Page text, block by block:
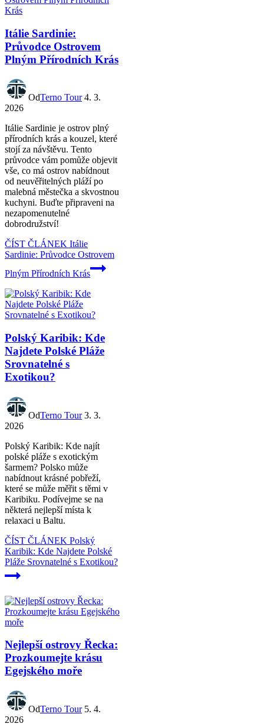
Itálie Sardinie:
Průvodce Ostrovem
Plným Přírodních Krás
OdTerno Tour 4. 3.
2026
Itálie Sardinie je ostrov plný
přírodních krás a kouzel, které
stojí za návštěvu. Tento
průvodce vám pomůže objevit
vše, co má ostrov nabídnout
od neuvěřitelných pláží po
malebná městečka a skvostnou
kuchyni. Buďte připraveni na
nezapomenutelné
dobrodružství!
ČÍST ČLÁNEK Itálie
Sardinie: Průvodce Ostrovem
Plným Přírodních Krás
Polský Karibik: Kde
Najdete Polské Pláže
Srovnatelné s
Exotikou?
OdTerno Tour 3. 3.
2026
Polský Karibik: Kde najít
polské pláže s exotickým
šarmem? Polsko může
nabídnout krásné pobřeží,
které se může měřit s těmi v
Karibiku. Podívejme se na
některá nejlepší místa k
relaxaci u Baltu.
ČÍST ČLÁNEK Polský
Karibik: Kde Najdete Polské
Pláže Srovnatelné s Exotikou?
Nejlepší ostrovy Řecka:
Prozkoumejte krásu
Egejského moře
OdTerno Tour 5. 4.
2026